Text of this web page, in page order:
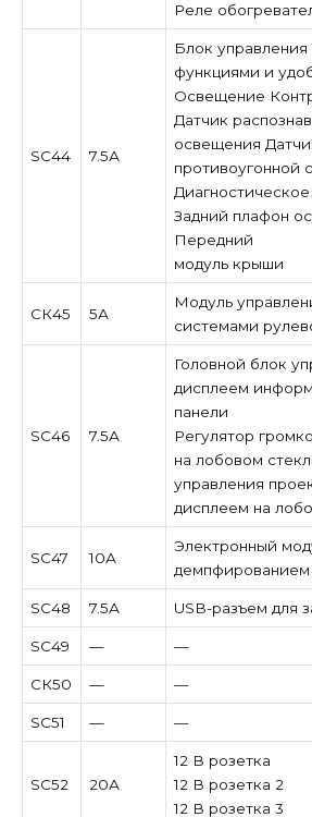
Реле
SC44 7.5А
Блок управления
функциями и
Освещение
Датчик
освещения
противоугонной
Задний плафон
Передний
модуль крыши
СК45 5А
Модуль
системами
SC46 7.5А
Головной блок
дисплеем
панели
Регулятор
на лобовом
управления
дисплеем на
SC47 10А
Электронный
демпфированием
SC48 7.5А USB-разъем для
SC49 — —
СК50 — —
SC51 — —
SC52 20А
12 В розетка
12 В розетка 2
12 В розетка 3